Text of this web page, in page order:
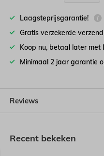
Laagsteprijsgarantie!
Gratis verzekerde
Koop nu, betaal later met
Minimaal 2 jaar garantie
Reviews
Recent bekeken